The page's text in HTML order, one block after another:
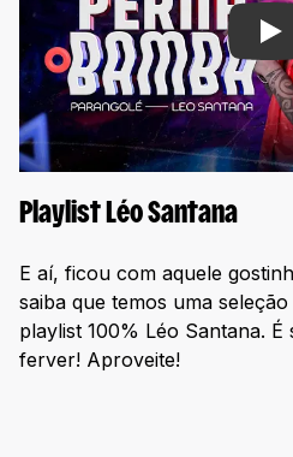
Play
Playlist Léo Santana
E aí, ficou com aquele
saiba que temos uma
playlist 100% Léo Santana.
ferver! Aproveite!